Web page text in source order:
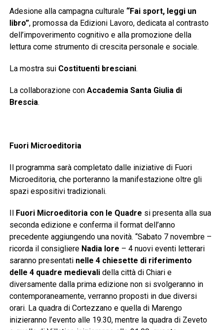
Adesione alla campagna culturale “Fai sport, leggi un
libro”, promossa da Edizioni Lavoro, dedicata al contrasto
dell’impoverimento cognitivo e alla promozione della
lettura come strumento di crescita personale e sociale.
La mostra sui Costituenti bresciani.
La collaborazione con Accademia Santa Giulia di
Brescia.
Fuori Microeditoria
Il programma sarà completato dalle iniziative di Fuori
Microeditoria, che porteranno la manifestazione oltre gli
spazi espositivi tradizionali.
Fuori Microeditoria con le Quadre si presenta alla sua
seconda edizione e conferma il format dell’anno
precedente aggiungendo una novità. “Sabato 7 novembre –
ricorda il consigliere Nadia Iore – 4 nuovi eventi letterari
saranno presentati nelle 4 chiesette di riferimento
delle 4 quadre medievali della città di Chiari e
diversamente dalla prima edizione non si svolgeranno in
contemporaneamente, verranno proposti in due diversi
orari. La quadra di Cortezzano e quella di Marengo
inizieranno l’evento alle 19.30, mentre la quadra di Zeveto